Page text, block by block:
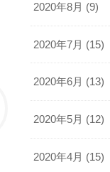
2020年8月 (9)
2020年7月 (15)
2020年6月 (13)
2020年5月 (12)
2020年4月 (15)